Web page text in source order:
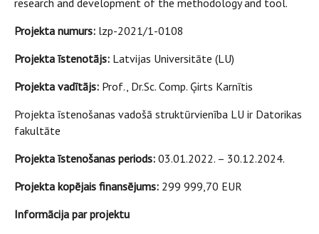
research and development of the methodology and tool.
Projekta numurs: lzp-2021/1-0108
Projekta īstenotājs: Latvijas Universitāte (LU)
Projekta vadītājs: Prof., Dr.Sc. Comp. Ģirts Karnītis
Projekta īstenošanas vadošā struktūrvienība LU ir Datorikas
fakultāte
Projekta īstenošanas periods: 03.01.2022. – 30.12.2024.
Projekta kopējais finansējums: 299 999,70 EUR
Informācija par projektu